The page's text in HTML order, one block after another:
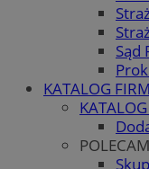
Sąd
KATALOG FIRM